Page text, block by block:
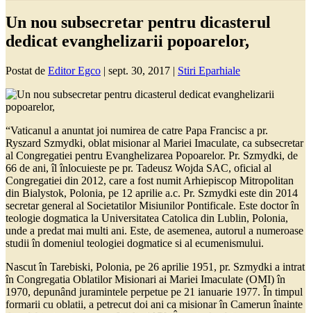
Un nou subsecretar pentru dicasterul
dedicat evanghelizarii popoarelor,
Postat de Editor Egco | sept. 30, 2017 | Stiri Eparhiale
“Vaticanul a anuntat joi numirea de catre Papa Francisc a pr.
Ryszard Szmydki, oblat misionar al Mariei Imaculate, ca subsecretar
al Congregatiei pentru Evanghelizarea Popoarelor. Pr. Szmydki, de
66 de ani, îl înlocuieste pe pr. Tadeusz Wojda SAC, oficial al
Congregatiei din 2012, care a fost numit Arhiepiscop Mitropolitan
din Bialystok, Polonia, pe 12 aprilie a.c. Pr. Szmydki este din 2014
secretar general al Societatilor Misiunilor Pontificale. Este doctor în
teologie dogmatica la Universitatea Catolica din Lublin, Polonia,
unde a predat mai multi ani. Este, de asemenea, autorul a numeroase
studii în domeniul teologiei dogmatice si al ecumenismului.
Nascut în Tarebiski, Polonia, pe 26 aprilie 1951, pr. Szmydki a intrat
în Congregatia Oblatilor Misionari ai Mariei Imaculate (OMI) în
1970, depunând juramintele perpetue pe 21 ianuarie 1977. În timpul
formarii cu oblatii, a petrecut doi ani ca misionar în Camerun înainte